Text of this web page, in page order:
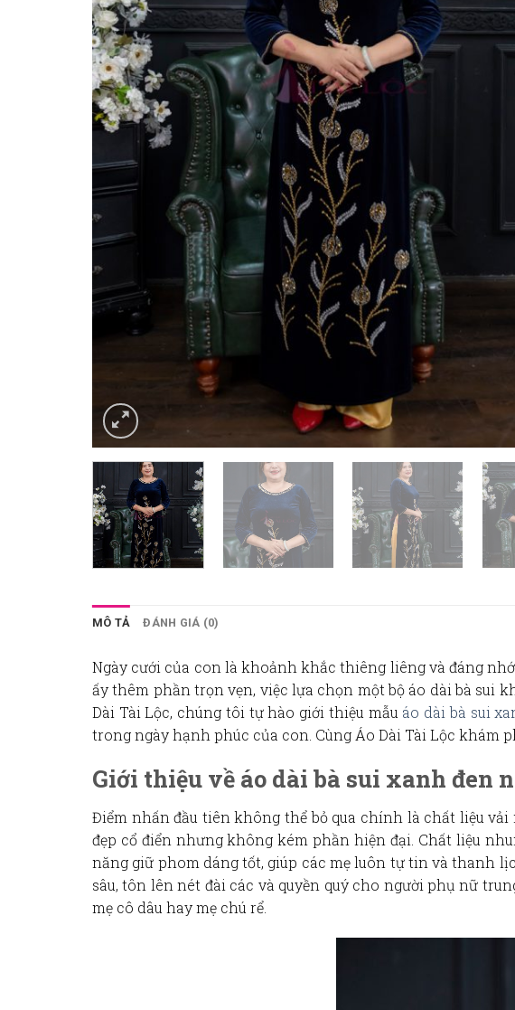
MÔ TẢ ĐÁNH GIÁ (0)
Ngày cưới của con là khoảnh khắc thiêng liêng và đáng
ấy thêm phần trọn vẹn, việc lựa chọn một bộ áo dài bà sui
Dài Tài Lộc, chúng tôi tự hào giới thiệu mẫu áo dài bà sui
trong ngày hạnh phúc của con. Cùng Áo Dài Tài Lộc khám
Giới thiệu về áo dài bà sui xanh đen
Điểm nhấn đầu tiên không thể bỏ qua chính là chất liệuvải
đẹp cổ điển nhưng không kém phần hiện đại. Chất liệu
năng giữ phom dáng tốt, giúp các mẹ luôn tự tin và thanh
sâu, tôn lên nét đài các và quyền quý cho người phụ nữ
mẹ cô dâu hay mẹ chú rể.